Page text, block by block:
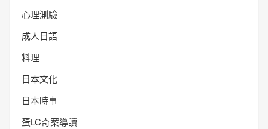
心理測驗
成人日語
料理
日本文化
日本時事
蛋LC奇案導讀